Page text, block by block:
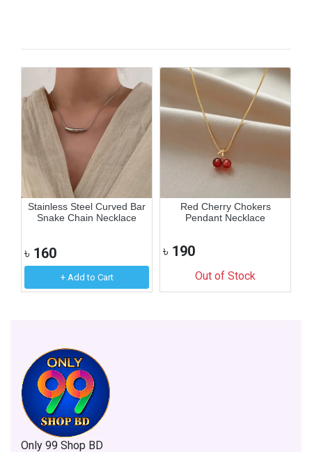
Stainless Steel Curved Bar
Snake Chain Necklace
৳ 160
+ Add to Cart
Red Cherry Chokers
Pendant Necklace
৳ 190
Out of Stock
Only 99 Shop BD